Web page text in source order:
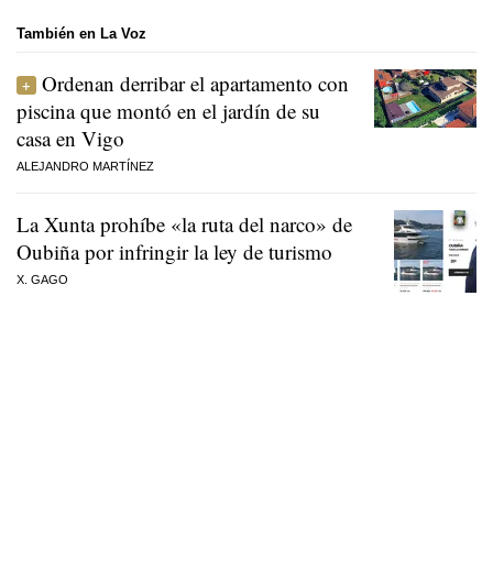
También en La Voz
Ordenan derribar el apartamento con
piscina que montó en el jardín de su
casa en Vigo
ALEJANDRO MARTÍNEZ
La Xunta prohíbe «la ruta del narco» de
Oubiña por infringir la ley de turismo
X. GAGO